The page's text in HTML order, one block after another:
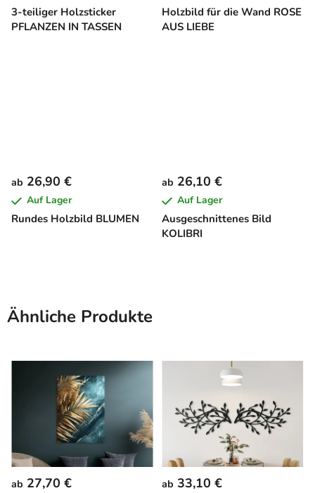
3-teiliger Holzsticker
PFLANZEN IN TASSEN
Holzbild für die Wand ROSE
AUS LIEBE
Rundes Holzbild BLUMEN
ab 26,90 €
Auf Lager
Ausgeschnittenes Bild
KOLIBRI
ab 26,10 €
Auf Lager
Ähnliche Produkte
ab 27,70 € ab 33,10 €